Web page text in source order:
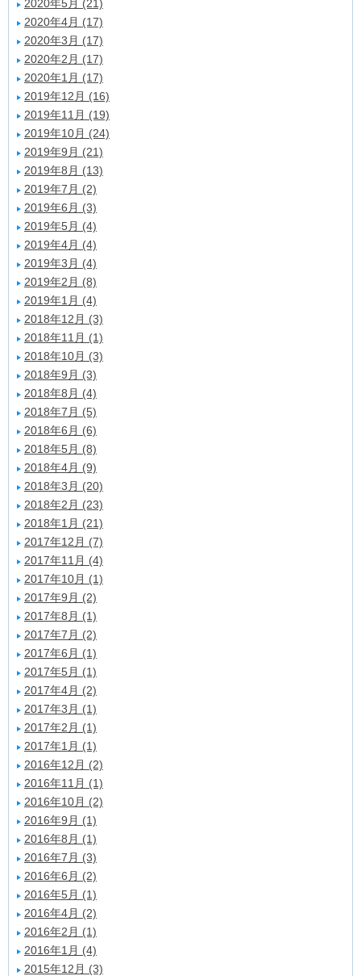
2020年5月 (21)
2020年4月 (17)
2020年3月 (17)
2020年2月 (17)
2020年1月 (17)
2019年12月 (16)
2019年11月 (19)
2019年10月 (24)
2019年9月 (21)
2019年8月 (13)
2019年7月 (2)
2019年6月 (3)
2019年5月 (4)
2019年4月 (4)
2019年3月 (4)
2019年2月 (8)
2019年1月 (4)
2018年12月 (3)
2018年11月 (1)
2018年10月 (3)
2018年9月 (3)
2018年8月 (4)
2018年7月 (5)
2018年6月 (6)
2018年5月 (8)
2018年4月 (9)
2018年3月 (20)
2018年2月 (23)
2018年1月 (21)
2017年12月 (7)
2017年11月 (4)
2017年10月 (1)
2017年9月 (2)
2017年8月 (1)
2017年7月 (2)
2017年6月 (1)
2017年5月 (1)
2017年4月 (2)
2017年3月 (1)
2017年2月 (1)
2017年1月 (1)
2016年12月 (2)
2016年11月 (1)
2016年10月 (2)
2016年9月 (1)
2016年8月 (1)
2016年7月 (3)
2016年6月 (2)
2016年5月 (1)
2016年4月 (2)
2016年2月 (1)
2016年1月 (4)
2015年12月 (3)